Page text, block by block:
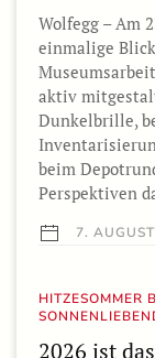
Wolfegg – Am
einmalige
aktiv
Dunkelbrille,
beim
Perspektiven
7.
HITZESOMMER
2026 ist